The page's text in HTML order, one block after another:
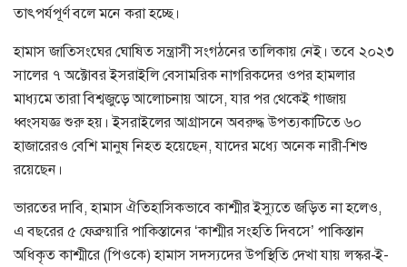
তাৎপর্যপূর্ণ বলে মনে করা হচ্ছে।
হামাস জাতিসংঘের ঘোষিত সন্ত্রাসী সংগঠনের তালিকায় নেই। তবে ২০২৩
সালের ৭ অক্টোবর ইসরাইলি বেসামরিক নাগরিকদের ওপর হামলার
মাধ্যমে তারা বিশ্বজুড়ে আলোচনায় আসে, যার পর থেকেই গাজায়
ধ্বংসযজ্ঞ শুরু হয়। ইসরাইলের আগ্রাসনে অবরুদ্ধ উপত্যকাটিতে ৬০
হাজারেরও বেশি মানুষ নিহত হয়েছেন, যাদের মধ্যে অনেক নারী-শিশু
রয়েছেন।
ভারতের দাবি, হামাস ঐতিহাসিকভাবে কাশ্মীর ইস্যুতে জড়িত না হলেও,
এ বছরের ৫ ফেব্রুয়ারি পাকিস্তানের ‘কাশ্মীর সংহতি দিবসে’ পাকিস্তান
অধিকৃত কাশ্মীরে (পিওকে) হামাস সদস্যদের উপস্থিতি দেখা যায় লস্কর-ই-